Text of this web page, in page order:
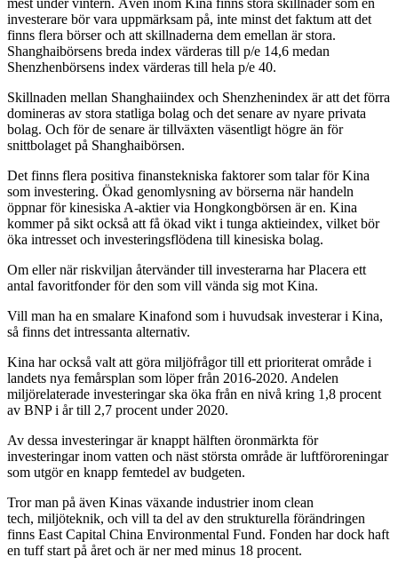
mest under vintern. Även inom Kina finns stora skillnader som en
investerare bör vara uppmärksam på, inte minst det faktum att det
finns flera börser och att skillnaderna dem emellan är stora.
Shanghaibörsens breda index värderas till p/e 14,6 medan
Shenzhenbörsens index värderas till hela p/e 40.
Skillnaden mellan Shanghaiindex och Shenzhenindex är att det förra
domineras av stora statliga bolag och det senare av nyare privata
bolag. Och för de senare är tillväxten väsentligt högre än för
snittbolaget på Shanghaibörsen.
Det finns flera positiva finanstekniska faktorer som talar för Kina
som investering. Ökad genomlysning av börserna när handeln
öppnar för kinesiska A-aktier via Hongkongbörsen är en. Kina
kommer på sikt också att få ökad vikt i tunga aktieindex, vilket bör
öka intresset och investeringsflödena till kinesiska bolag.
Om eller när riskviljan återvänder till investerarna har Placera ett
antal favoritfonder för den som vill vända sig mot Kina.
Vill man ha en smalare Kinafond som i huvudsak investerar i Kina,
så finns det intressanta alternativ.
Kina har också valt att göra miljöfrågor till ett prioriterat område i
landets nya femårsplan som löper från 2016-2020. Andelen
miljörelaterade investeringar ska öka från en nivå kring 1,8 procent
av BNP i år till 2,7 procent under 2020.
Av dessa investeringar är knappt hälften öronmärkta för
investeringar inom vatten och näst största område är luftföroreningar
som utgör en knapp femtedel av budgeten.
Tror man på även Kinas växande industrier inom clean
tech, miljöteknik, och vill ta del av den strukturella förändringen
finns East Capital China Environmental Fund. Fonden har dock haft
en tuff start på året och är ner med minus 18 procent.